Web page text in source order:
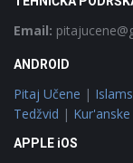
Email:
ANDROID
Pitaj Učene |
Tedžvid |
APPLE iOS